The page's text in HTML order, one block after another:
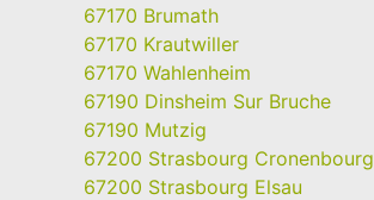
67170 Brumath
67170 Krautwiller
67170 Wahlenheim
67190 Dinsheim Sur Bruche
67190 Mutzig
67200 Strasbourg Cronenbourg
67200 Strasbourg Elsau